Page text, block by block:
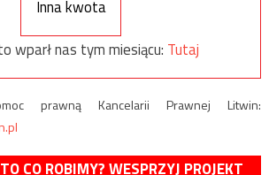
Inna kwota
wparł nas tym miesiącu: Tutaj
prawną Kancelarii Prawnej Litwin:
CO ROBIMY? WESPRZYJ PROJEKT